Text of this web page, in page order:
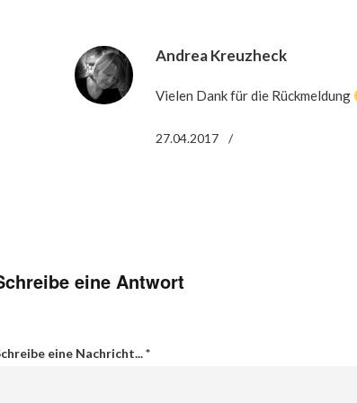
Andrea Kreuzheck
Vielen Dank für die Rückmeldung
27.04.2017
eine Antwort
eine Nachricht...*